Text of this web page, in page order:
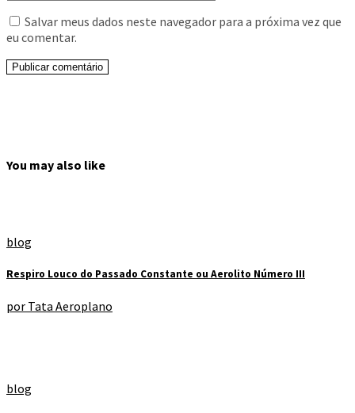
Salvar meus dados neste navegador para a próxima vez que
eu comentar.
Publicar comentário
You may also like
blog
Respiro Louco do Passado Constante ou Aerolito Número III
por Tata Aeroplano
blog